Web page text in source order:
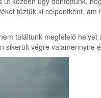
tűztük ki célpontként, ám
találtunk megfelelő
végre valamennyire